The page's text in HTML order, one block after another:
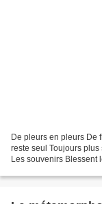
De pleurs en pleurs De
reste seul Toujours plus
Les souvenirs Blessent